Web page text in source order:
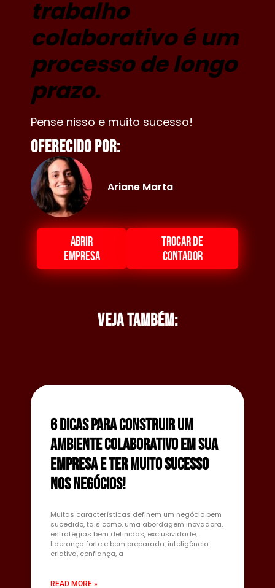
trabalho
colaborativo é um
processo de longo
prazo.
Pense nisso e muito sucesso!
Oferecido por:
Ariane Marta
ABRIR
EMPRESA
TROCAR DE
CONTADOR
Veja também:
6 dicas para construir um
ambiente colaborativo em sua
empresa e ter muito sucesso
nos negócios!
Muitas características definem um negócio bem
sucedido, tais como, uma abordagem inovadora,
estratégias bem definidas, exclusividade,
liderança forte e bem preparada, inteligência
criativa, confiança, a
READ MORE »